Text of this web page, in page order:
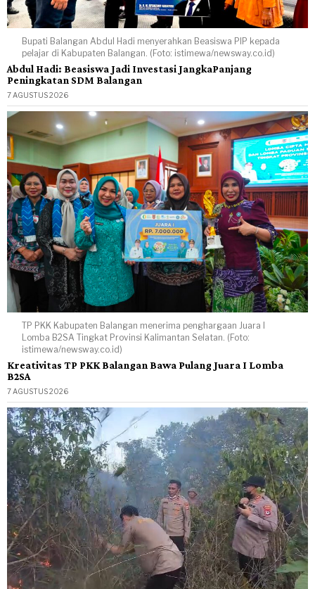
Bupati Balangan Abdul Hadi menyerahkan Beasiswa PIP kepada
pelajar di Kabupaten Balangan. (Foto: istimewa/newsway.co.id)
Abdul Hadi: Beasiswa Jadi Investasi JangkaPanjang
Peningkatan SDM Balangan
7 AGUSTUS 2026
TP PKK Kabupaten Balangan menerima penghargaan Juara I
Lomba B2SA Tingkat Provinsi Kalimantan Selatan. (Foto:
istimewa/newsway.co.id)
Kreativitas TP PKK Balangan Bawa Pulang Juara I Lomba
B2SA
7 AGUSTUS 2026